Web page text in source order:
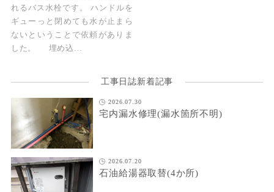
れるバス水栓です。 ハンドルを
ギューっと閉めても水が止まら
ないということで依頼がありま
した。 埋め込…
工事日誌新着記事
2026.07.30
宅内漏水修理(漏水箇所不明)
2026.07.20
石油給湯器取替(4か所)